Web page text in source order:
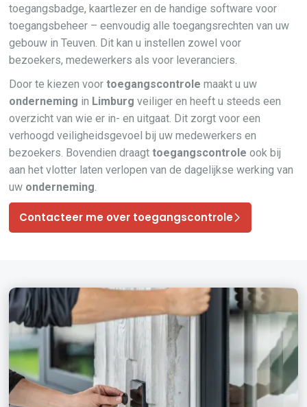
toegangsbadge, kaartlezer en de handige software voor
toegangsbeheer – eenvoudig alle toegangsrechten van uw
gebouw in Teuven. Dit kan u instellen zowel voor
bezoekers, medewerkers als voor leveranciers.
Door te kiezen voortoegangscontrole maakt u uw
onderneming in Limburg veiliger en heeft u steeds een
overzicht van wie er in- en uitgaat. Dit zorgt voor een
verhoogd veiligheidsgevoel bij uw medewerkers en
bezoekers. Bovendien draagttoegangscontrole ook bij
aan het vlotter laten verlopen van de dagelijkse werking van
uw onderneming.
Contacteer me over toegangscontrole